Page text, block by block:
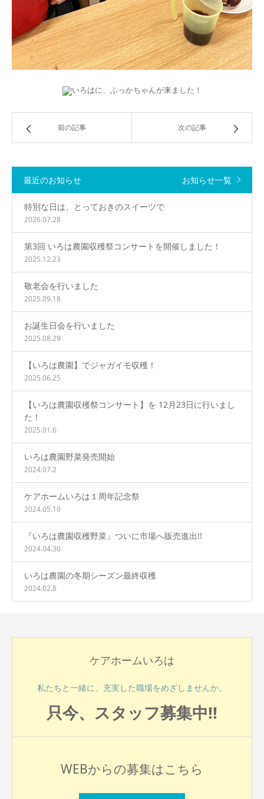
前の記事 次の記事
最近のお知らせ お知らせ一覧
特別な日は、とっておきのスイーツで
2026.07.28
第3回 いろは農園収穫祭コンサートを開催しました！
2025.12.23
敬老会を行いました
2025.09.18
お誕生日会を行いました
2025.08.29
【いろは農園】でジャガイモ収穫！
2025.06.25
【いろは農園収穫祭コンサート】を 12月23日に行いまし
た！
2025.01.6
いろは農園野菜発売開始
2024.07.2
ケアホームいろは１周年記念祭
2024.05.10
『いろは農園収穫野菜』ついに市場へ販売進出!!
2024.04.30
いろは農園の冬期シーズン最終収穫
2024.02.8
ケアホームいろは
私たちと一緒に、充実した職場をめざしませんか。
只今、スタッフ募集中!!
WEBからの募集はこちら